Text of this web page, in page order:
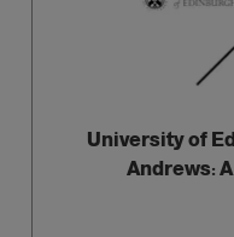
University of
Andrews: